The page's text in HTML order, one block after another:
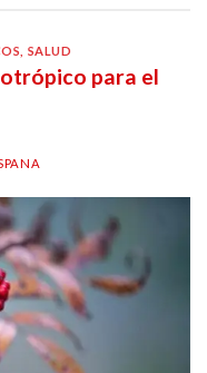
SALUD
para el